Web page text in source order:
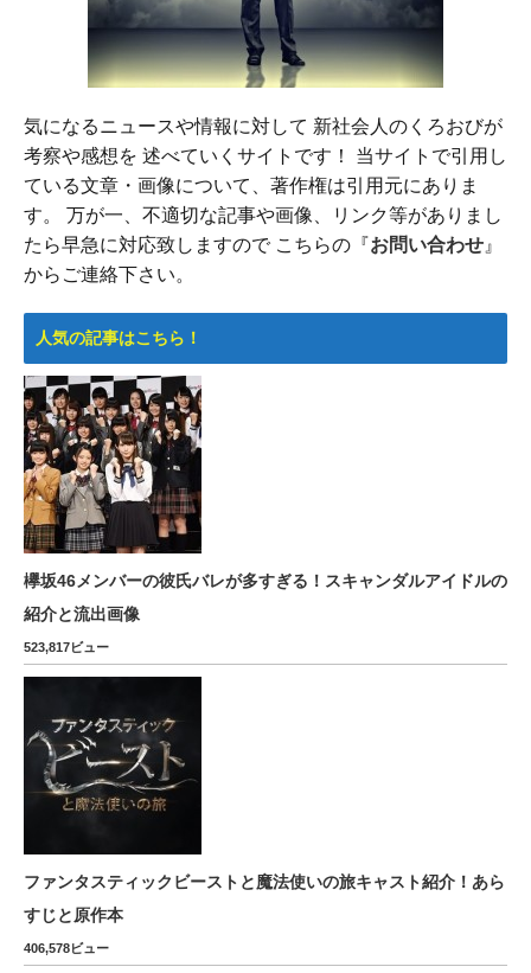
気になるニュースや情報に対して 新社会人のくろおびが
考察や感想を 述べていくサイトです！ 当サイトで引用し
ている文章・画像について、著作権は引用元にありま
す。 万が一、不適切な記事や画像、リンク等がありまし
たら早急に対応致しますので こちらの『お問い合わせ 』
からご連絡下さい。
人気の記事はこちら！
欅坂46メンバーの彼氏バレが多すぎる！スキャンダルアイドルの
紹介と流出画像
523,817ビュー
ファンタスティックビーストと魔法使いの旅キャスト紹介！あら
すじと原作本
406,578ビュー